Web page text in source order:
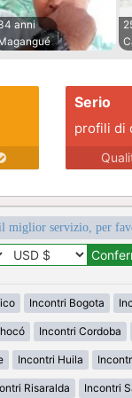
anni
Serio
profili di
miglior servizio, per
Incontri Bogota
Incontri Cordoba
Incontri Huila
Risaralda Incontri